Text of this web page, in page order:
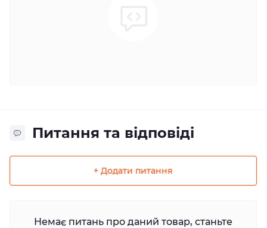
Питання та відповіді
+ Додати питання
Немає питань про даний товар, станьте